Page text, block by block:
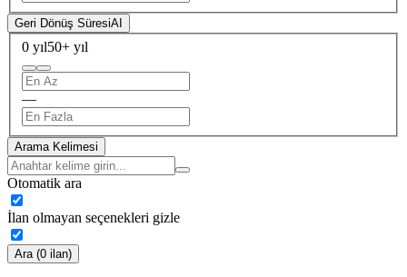
Geri Dönüş SüresiAI
0 yıl50+ yıl
—
Arama Kelimesi
Otomatik ara
İlan olmayan seçenekleri gizle
Ara (0 ilan)